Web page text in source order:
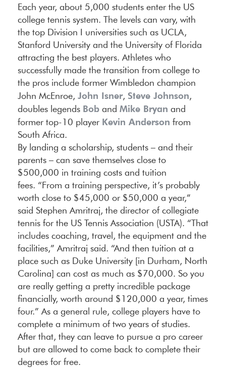
Each year, about 5,000 students enter the US
college tennis system. The levels can vary, with
the top Division I universities such as UCLA,
Stanford University and the University of Florida
attracting the best players. Athletes who
successfully made the transition from college to
the pros include former Wimbledon champion
John McEnroe, John Isner, Steve Johnson,
doubles legends Bob and Mike Bryan and
former top-10 player Kevin Anderson from
South Africa.
By landing a scholarship, students – and their
parents – can save themselves close to
$500,000 in training costs and tuition
fees. “From a training perspective, it’s probably
worth close to $45,000 or $50,000 a year,”
said Stephen Amritraj, the director of collegiate
tennis for the US Tennis Association (USTA). “That
includes coaching, travel, the equipment and the
facilities,” Amritraj said. “And then tuition at a
place such as Duke University [in Durham, North
Carolina] can cost as much as $70,000. So you
are really getting a pretty incredible package
financially, worth around $120,000 a year, times
four.” As a general rule, college players have to
complete a minimum of two years of studies.
After that, they can leave to pursue a pro career
but are allowed to come back to complete their
degrees for free.